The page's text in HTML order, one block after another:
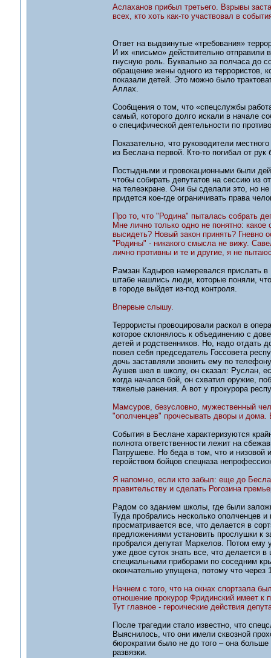
Аслаханов прибыл третьего. Взрывы
всех, кто хоть как-то участвовал в
Ответ на выдвинутые «требования»
И их «письмо» действительно
гнусную роль. Буквально за полчаса до
обращение жены одного из террористов,
показали детей. Это можно было
Аллах.
Сообщения о том, что «спецслужбы
самый, которого долго искали в начале
о специфической деятельности по
Показательно, что руководители
из Беслана первой. Кто-то погибал от
Постыдными и провокационными были
чтобы собирать депутатов на сессию из
на телеэкране. Они бы сделали это, но
придется кое-где ограничивать права
Про то, что "Родина" пыталась собрать
Мне лично только одно не понятно:
высидеть? Новый закон принять? Гневно
"Родины" - никакого смысла не вижу.
лично противны и те и другие, я не
Рамзан Кадыров намеревался прислать
штабе нашлись люди, которые поняли,
в городе выйдет из-под контроля.
Впервые слышу.
Террористы провоцировали раскол в
которое склонялось к объединению с
детей и родственников. Но, надо отдать
повел себя председатель Госсовета
дочь заставляли звонить ему по
Аушев шел в школу, он сказал: Руслан,
когда начался бой, он схватил оружие,
тяжелые ранения. А вот у прокурора
Мамсуров, безусловно, мужественный
"ополченцев" прочесывать дворы и дома.
События в Беслане характеризуются
полнота ответственности лежит на
Патрушеве. Но беда в том, что и низовой
геройством бойцов спецназа
Я напомню, если кто забыл: еще до
правительству и сделать Рогозина
Радом со зданием школы, где были
Туда пробрались несколько ополченцев
просматривается все, что делается в
предложениями установить прослушки к
пробрался депутат Маркелов. Потом
уже двое суток знать все, что делается
специальными приборами по соседним
окончательно упущена, потому что
Начнем с того, что на окнах спортзала
отношение прокурор Фридинский имеет к
Тут главное - героические действия
После трагедии стало известно, что
Выяснилось, что они имели сквозной
бюрократии было не до того – она
развязки.